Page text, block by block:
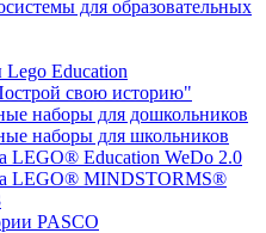
для образовательных
Education
свою историю"
наборы для дошкольников
наборы для школьников
LEGO® Education WeDo 2.0
LEGO® MINDSTORMS®
PASCO